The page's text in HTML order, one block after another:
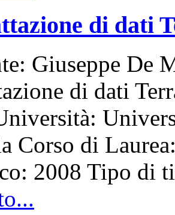
di dati
Giuseppe De
di dati
Corso di
2008 Tipo